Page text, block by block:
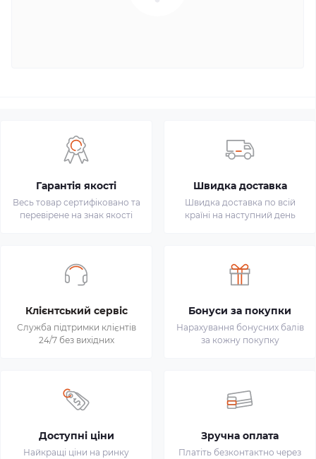
Гарантія якості
Весь товар сертифіковано та
перевірене на знак якості
Швидка доставка
Швидка доставка по всій
країні на наступний день
Клієнтський сервіс
Служба підтримки клієнтів
24/7 без вихідних
Бонуси за покупки
Нарахування бонусних балів
за кожну покупку
Доступні ціни
Найкращі ціни на ринку
Зручна оплата
Платіть безконтактно через